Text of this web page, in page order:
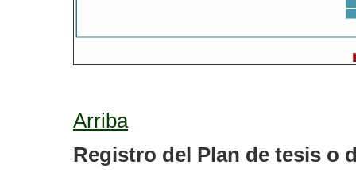
Arriba
Registro del Plan de tesis o